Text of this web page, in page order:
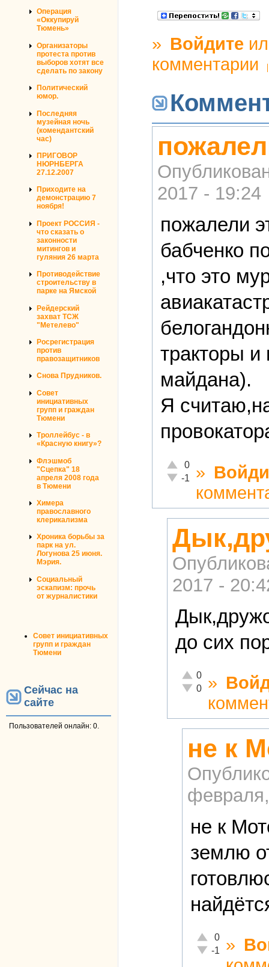
Операция
«Оккупируй
Тюмень»
Организаторы
протеста против
выборов хотят все
сделать по закону
Политический
юмор.
Последняя
музейная ночь
(комендантский
час)
ПРИГОВОР
НЮРНБЕРГА
27.12.2007
Приходите на
демонстрацию 7
ноября!
Проект РОССИЯ -
что сказать о
законности
митингов и
гуляния 26 марта
Противодействие
строительству в
парке на Ямской
Рейдерский
захват ТСЖ
"Метелево"
Росрегистрация
против
правозащитников
Снова Прудников.
Совет
инициативных
групп и граждан
Тюмени
Троллейбус - в
«Красную книгу»?
Флэшмоб
"Сцепка" 18
апреля 2008 года
в Тюмени
Химера
православного
клерикализма
Хроника борьбы за
парк на ул.
Логунова 25 июня.
Мэрия.
Социальный
эскапизм: прочь
от журналистики
Совет инициативных
групп и граждан
Тюмени
Сейчас на
сайте
Пользователей онлайн: 0.
» Войдите
комментарии
2017 - 19:24
пожалели
бабченко
,что это
тракторы
майдана).
Я
Отлично!
0
Неадекватно!
-1 »
2017 -
до сих
Отлично!
0
Неадекватно!
0 »
не к
не к
землю
Отлично!
0
Неадекватно!
-1 »